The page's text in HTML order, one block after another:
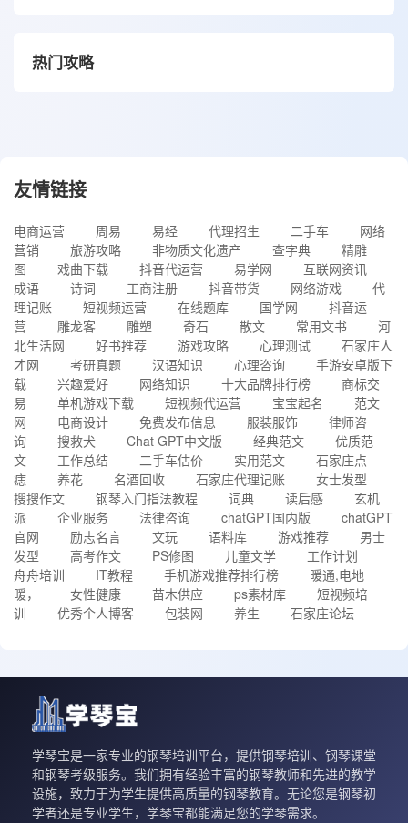
热门攻略
友情链接
电商运营 周易 易经 代理招生 二手车
网络
营销
旅游攻略 非物质文化遗产 查字典
精雕
图
戏曲下载 抖音代运营 易学网
互联网资讯
成语
诗词 工商注册 抖音带货 网络游戏
代
理记账
短视频运营 在线题库 国学网
抖音运
营
雕龙客 雕塑 奇石 散文 常用文书
河
北生活网
好书推荐 游戏攻略 心理测试
石家庄人
才网
考研真题 汉语知识 心理咨询
手游安卓版下
载
兴趣爱好 网络知识 十大品牌排行榜
商标交
易
单机游戏下载 短视频代运营 宝宝起名
范文
网
电商设计 免费发布信息 服装服饰
律师咨
询
搜救犬 Chat GPT中文版 经典范文
优质范
文
工作总结 二手车估价 实用范文
石家庄点
痣
养花 名酒回收 石家庄代理记账
女士发型
搜搜作文
钢琴入门指法教程 词典 读后感
玄机
派
企业服务 法律咨询 chatGPT国内版
chatGPT
官网
励志名言 文玩 语料库 游戏推荐
男士
发型
高考作文 PS修图 儿童文学
工作计划
舟舟培训
IT教程 手机游戏推荐排行榜
暖通,电地
暖，
女性健康 苗木供应 ps素材库
短视频培
训
优秀个人博客 包装网 养生 石家庄论坛
学琴宝是一家专业的钢琴培训平台，提供钢琴培训、钢琴课堂
和钢琴考级服务。我们拥有经验丰富的钢琴教师和先进的教学
设施，致力于为学生提供高质量的钢琴教育。无论您是钢琴初
学者还是专业学生，学琴宝都能满足您的学琴需求。